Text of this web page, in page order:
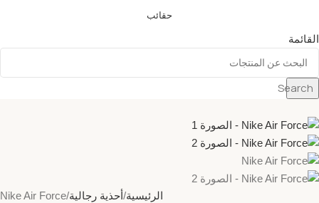
حقائب
القائمة
Search
الرئيسية أحذية رجالية Nike Air Force